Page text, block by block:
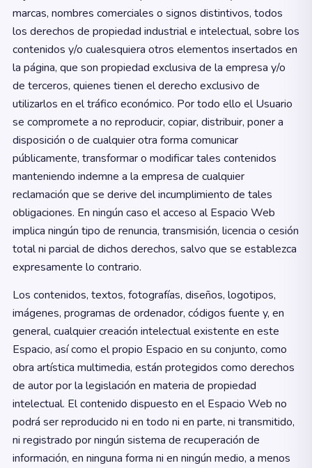
marcas, nombres comerciales o signos distintivos, todos
los derechos de propiedad industrial e intelectual, sobre los
contenidos y/o cualesquiera otros elementos insertados en
la página, que son propiedad exclusiva de la empresa y/o
de terceros, quienes tienen el derecho exclusivo de
utilizarlos en el tráfico económico. Por todo ello el Usuario
se compromete a no reproducir, copiar, distribuir, poner a
disposición o de cualquier otra forma comunicar
públicamente, transformar o modificar tales contenidos
manteniendo indemne a la empresa de cualquier
reclamación que se derive del incumplimiento de tales
obligaciones. En ningún caso el acceso al Espacio Web
implica ningún tipo de renuncia, transmisión, licencia o cesión
total ni parcial de dichos derechos, salvo que se establezca
expresamente lo contrario.
Los contenidos, textos, fotografías, diseños, logotipos,
imágenes, programas de ordenador, códigos fuente y, en
general, cualquier creación intelectual existente en este
Espacio, así como el propio Espacio en su conjunto, como
obra artística multimedia, están protegidos como derechos
de autor por la legislación en materia de propiedad
intelectual. El contenido dispuesto en el Espacio Web no
podrá ser reproducido ni en todo ni en parte, ni transmitido,
ni registrado por ningún sistema de recuperación de
información, en ninguna forma ni en ningún medio, a menos